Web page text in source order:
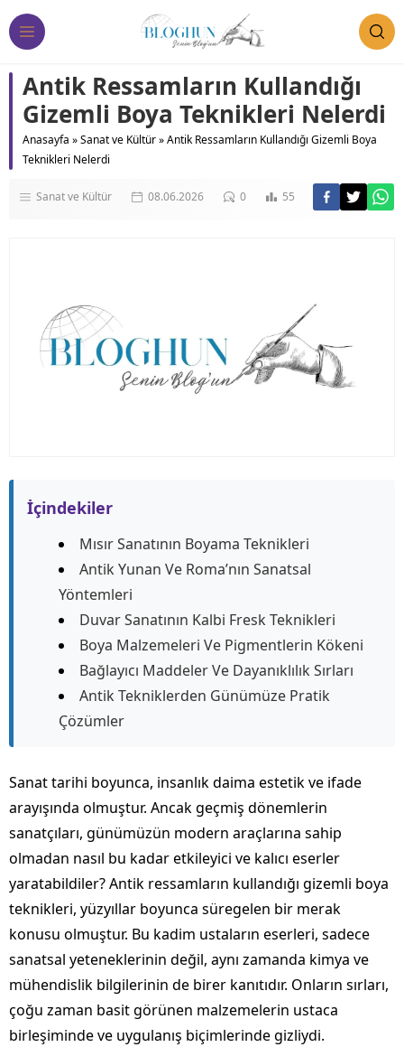
Antik Ressamların Kullandığı
Gizemli Boya Teknikleri Nelerdi
Anasayfa »Sanat ve Kültür»Antik Ressamların Kullandığı Gizemli Boya
Teknikleri Nelerdi
Sanat ve Kültür 08.06.2026 0 55
İçindekiler
Mısır Sanatının Boyama Teknikleri
Antik Yunan Ve Roma’nın Sanatsal
Yöntemleri
Duvar Sanatının Kalbi Fresk Teknikleri
Boya Malzemeleri Ve Pigmentlerin Kökeni
Bağlayıcı Maddeler Ve Dayanıklılık Sırları
Antik Tekniklerden Günümüze Pratik
Çözümler
Sanat tarihi boyunca, insanlık daima estetik ve ifade
arayışında olmuştur. Ancak geçmiş dönemlerin
sanatçıları, günümüzün modern araçlarına sahip
olmadan nasıl bu kadar etkileyici ve kalıcı eserler
yaratabildiler? Antik ressamların kullandığı gizemli boya
teknikleri, yüzyıllar boyunca süregelen bir merak
konusu olmuştur. Bu kadim ustaların eserleri, sadece
sanatsal yeteneklerinin değil, aynı zamanda kimya ve
mühendislik bilgilerinin de birer kanıtıdır. Onların sırları,
çoğu zaman basit görünen malzemelerin ustaca
birleşiminde ve uygulanış biçimlerinde gizliydi.